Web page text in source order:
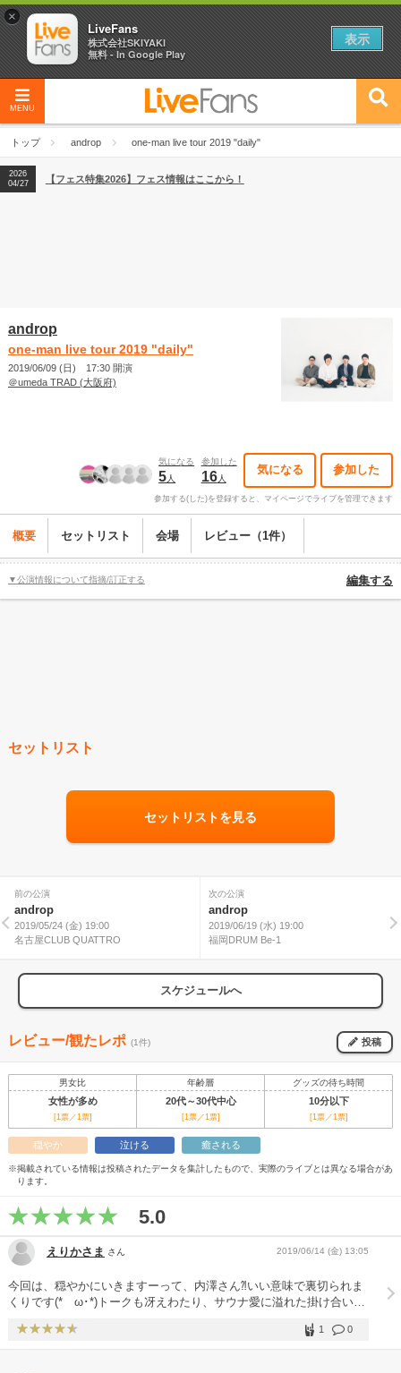
MENU
トップ androp one-man live tour 2019 "daily"
2026
04/27
2026
【ライブ動員ランキング】2026年上半期編発表！
2026
04/27
【フェス特集2026】フェス情報はここから！
androp
one-man live tour 2019 "daily"
2019/06/09 (日) 17:30 開演
＠umeda TRAD (大阪府)
気になる
5人
参加した
16人
気になる 参加した
参加する(した)を登録すると、マイページでライブを管理できます
概要 セットリスト 会場 レビュー（1件）
▼公演情報について指摘/訂正する 編集する
セットリスト
セットリストを見る
前の公演
androp
2019/05/24 (金) 19:00
名古屋CLUB QUATTRO
次の公演
androp
2019/06/19 (水) 19:00
福岡DRUM Be-1
スケジュールへ
レビュー/観たレポ (1件) 投稿
男女比 年齢層 グッズの待ち時間
女性が多め 20代～30代中心 10分以下
[1票／1票] [1票／1票] [1票／1票]
穏やか 泣ける 癒される
※掲載されている情報は投稿されたデータを集計したもので、実際のライブとは異なる場合があ
ります。
5.0
えりかさま さん 2019/06/14 (金) 13:05
今回は、穏やかにいきますーって、内澤さん⁈いい意味で裏切られま
くりです(*ゝω･*)トークも冴えわたり、サウナ愛に溢れた掛け合いは
コーさでした！ アルバム曲は、わりとしっとりと聴かせる系です
が、定番曲では盛り上がって一体となって、汗ダクなります(*´꒳`*)実
0
1
×
LiveFans
株式会社SKIYAKI
無料 - In Google Play
表示